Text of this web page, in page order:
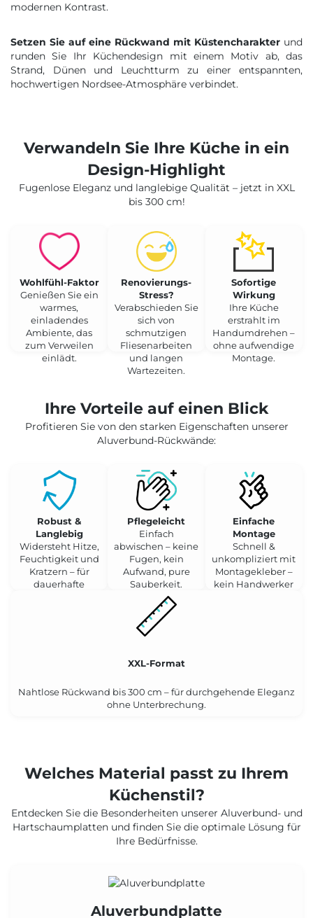
modernen Kontrast.
Setzen Sie auf eine Rückwand mit Küstencharakter und
runden Sie Ihr Küchendesign mit einem Motiv ab, das
Strand, Dünen und Leuchtturm zu einer entspannten,
hochwertigen Nordsee-Atmosphäre verbindet.
Verwandeln Sie Ihre Küche in ein
Design-Highlight
Fugenlose Eleganz und langlebige Qualität – jetzt in XXL
bis 300 cm!
Wohlfühl-Faktor
Genießen Sie ein
warmes,
einladendes
Ambiente, das
zum Verweilen
einlädt.
Renovierungs-
Stress?
Verabschieden Sie
sich von
schmutzigen
Fliesenarbeiten
und langen
Wartezeiten.
Sofortige
Wirkung
Ihre Küche
erstrahlt im
Handumdrehen –
ohne aufwendige
Montage.
Ihre Vorteile auf einen Blick
Profitieren Sie von den starken Eigenschaften unserer
Aluverbund-Rückwände:
Robust &
Langlebig
Widersteht Hitze,
Feuchtigkeit und
Kratzern – für
dauerhafte
Pflegeleicht
Einfach
abwischen – keine
Fugen, kein
Aufwand, pure
Sauberkeit.
Einfache
Montage
Schnell &
unkompliziert mit
Montagekleber –
kein Handwerker
XXL-Format
Nahtlose Rückwand bis 300 cm – für durchgehende Eleganz
ohne Unterbrechung.
Welches Material passt zu Ihrem
Küchenstil?
Entdecken Sie die Besonderheiten unserer Aluverbund- und
Hartschaumplatten und finden Sie die optimale Lösung für
Ihre Bedürfnisse.
Aluverbundplatte